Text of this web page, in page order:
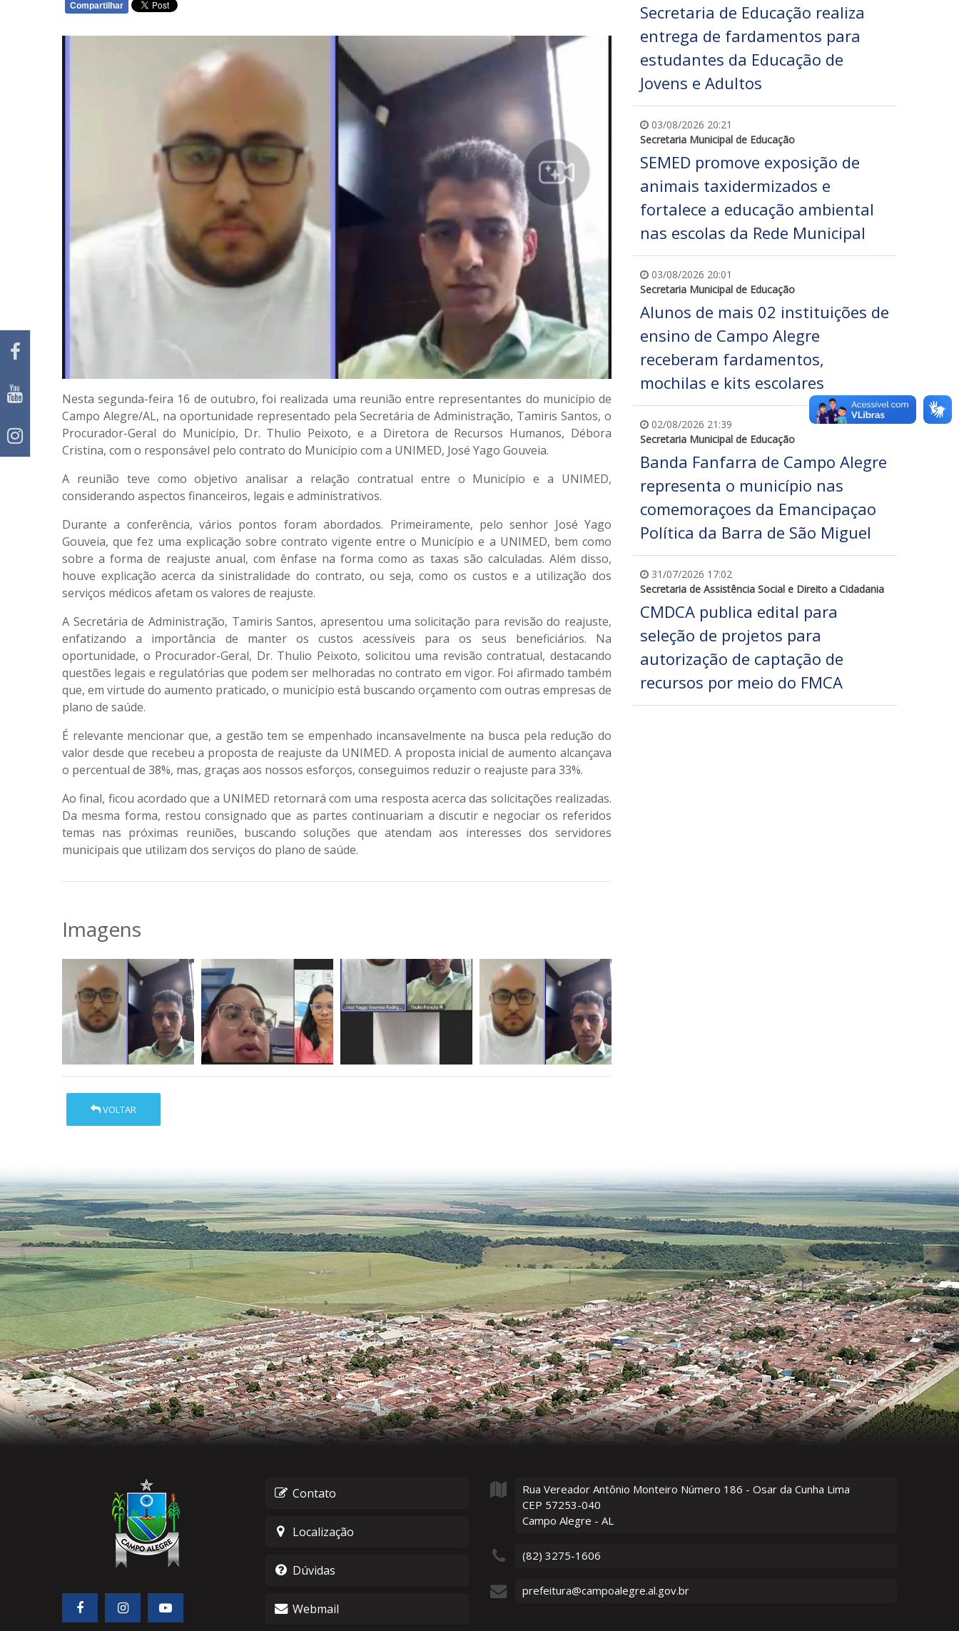
Compartilhar
Nesta segunda-feira 16 de outubro, foi realizada uma reunião entre representantes do município de
Campo Alegre/AL, na oportunidade representado pela Secretária de Administração, Tamiris Santos, o
Procurador-Geral do Município, Dr. Thulio Peixoto, e a Diretora de Recursos Humanos, Débora
Cristina, com o responsável pelo contrato do Município com a UNIMED, José Yago Gouveia.
A reunião teve como objetivo analisar a relação contratual entre o Município e a UNIMED,
considerando aspectos financeiros, legais e administrativos.
Durante a conferência, vários pontos foram abordados. Primeiramente, pelo senhor José Yago
Gouveia, que fez uma explicação sobre contrato vigente entre o Município e a UNIMED, bem como
sobre a forma de reajuste anual, com ênfase na forma como as taxas são calculadas. Além disso,
houve explicação acerca da sinistralidade do contrato, ou seja, como os custos e a utilização dos
serviços médicos afetam os valores de reajuste.
A Secretária de Administração, Tamiris Santos, apresentou uma solicitação para revisão do reajuste,
enfatizando a importância de manter os custos acessíveis para os seus beneficiários. Na
oportunidade, o Procurador-Geral, Dr. Thulio Peixoto, solicitou uma revisão contratual, destacando
questões legais e regulatórias que podem ser melhoradas no contrato em vigor. Foi afirmado também
que, em virtude do aumento praticado, o município está buscando orçamento com outras empresas de
plano de saúde.
É relevante mencionar que, a gestão tem se empenhado incansavelmente na busca pela redução do
valor desde que recebeu a proposta de reajuste da UNIMED. A proposta inicial de aumento alcançava
o percentual de 38%, mas, graças aos nossos esforços, conseguimos reduzir o reajuste para 33%.
Ao final, ficou acordado que a UNIMED retornará com uma resposta acerca das solicitações realizadas.
Da mesma forma, restou consignado que as partes continuariam a discutir e negociar os referidos
temas nas próximas reuniões, buscando soluções que atendam aos interesses dos servidores
municipais que utilizam dos serviços do plano de saúde.
Imagens
VOLTAR
Secretaria de Educação realiza
entrega de fardamentos para
estudantes da Educação de
Jovens e Adultos
03/08/2026 20:21
Secretaria Municipal de Educação
SEMED promove exposição de
animais taxidermizados e
fortalece a educação ambiental
nas escolas da Rede Municipal
03/08/2026 20:01
Secretaria Municipal de Educação
Alunos de mais 02 instituições de
ensino de Campo Alegre
receberam fardamentos,
mochilas e kits escolares
02/08/2026 21:39
Secretaria Municipal de Educação
Banda Fanfarra de Campo Alegre
representa o município nas
comemoraçoes da Emancipaçao
Política da Barra de São Miguel
31/07/2026 17:02
Secretaria de Assistência Social e Direito a Cidadania
CMDCA publica edital para
seleção de projetos para
autorização de captação de
recursos por meio do FMCA
Contato
Localização
Dúvidas
Webmail
Rua Vereador Antônio Monteiro Número 186 - Osar da Cunha Lima
CEP 57253-040
Campo Alegre - AL
(82) 3275-1606
prefeitura@campoalegre.al.gov.br